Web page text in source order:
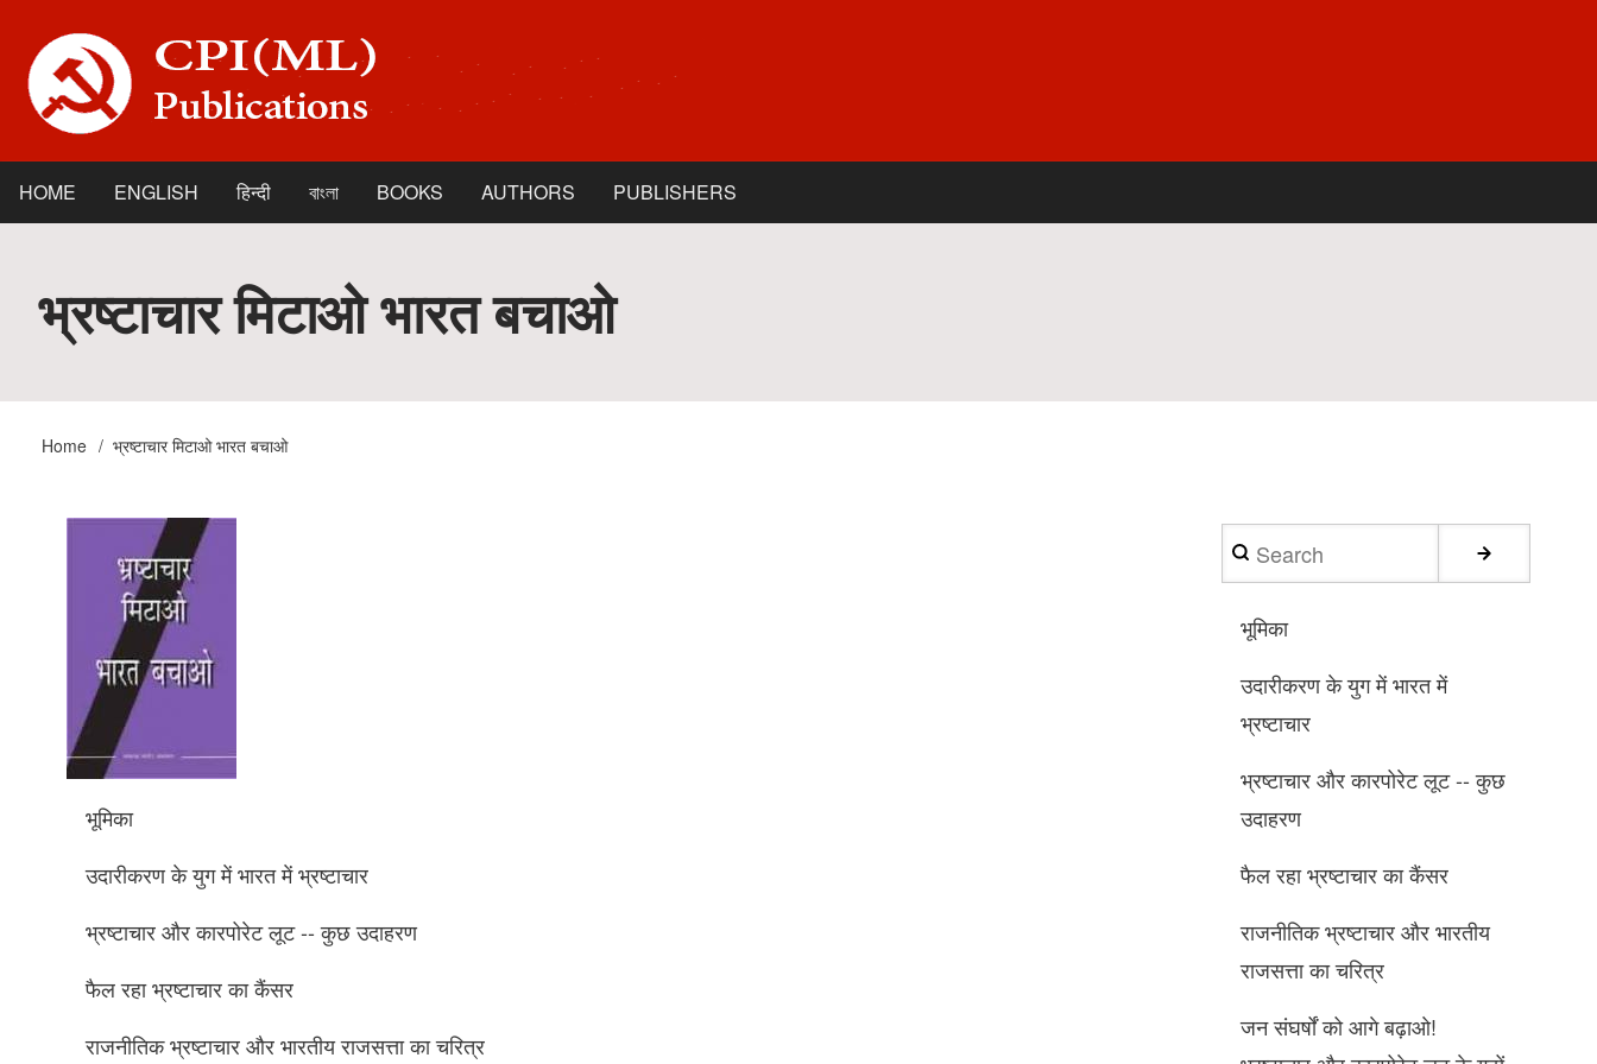
main
content
Main
navigation
HOME ENGLISH हिन्दी বাংলা BOOKS AUTHORS PUBLISHERS
भ्रष्टाचार मिटाओ भारत बचाओ
Breadcrumb
Home भ्रष्टाचार मिटाओ भारत बचाओ
भूमिका
उदारीकरण के युग में भारत में भ्रष्टाचार
भ्रष्टाचार और कारपोरेट लूट -- कुछ उदाहरण
फैल रहा भ्रष्टाचार का कैंसर
राजनीतिक भ्रष्टाचार और भारतीय राजसत्ता का चरित्र
Search
भूमिका
उदारीकरण के युग में भारत में
भ्रष्टाचार
भ्रष्टाचार और कारपोरेट लूट -- कुछ
उदाहरण
फैल रहा भ्रष्टाचार का कैंसर
राजनीतिक भ्रष्टाचार और भारतीय
राजसत्ता का चरित्र
जन संघर्षों को आगे बढ़ाओ!